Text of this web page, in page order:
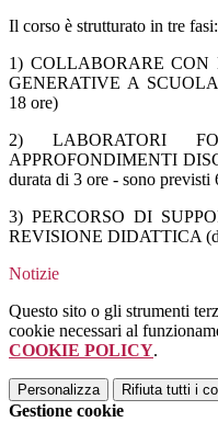
Il corso è strutturato in tre fasi:
1) COLLABORARE
GENERATIVE A
18 ore)
2) LABORATORI
APPROFONDIMENTI
durata di 3 ore - sono
3) PERCORSO DI
REVISIONE DIDATTICA
Notizie
Questo sito o gli strumenti
cookie necessari al
COOKIE POLICY.
Personalizza Rifiuta tutti i
Gestione cookie